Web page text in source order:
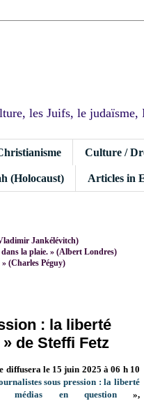
les Juifs, le
Culture /
(Holocaust) Articles in
Jankélévitch)
la plaie. » (Albert Londres)
(Charles Péguy)
: la liberté
de Steffi Fetz
diffusera le 15 juin 2025 à 06 h 10
sous pression : la liberté
médias en question»,